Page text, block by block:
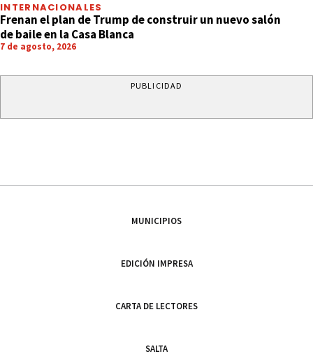
INTERNACIONALES
Frenan el plan de Trump de construir un nuevo salón
de baile en la Casa Blanca
7 de agosto, 2026
PUBLICIDAD
MUNICIPIOS
EDICIÓN IMPRESA
CARTA DE LECTORES
SALTA